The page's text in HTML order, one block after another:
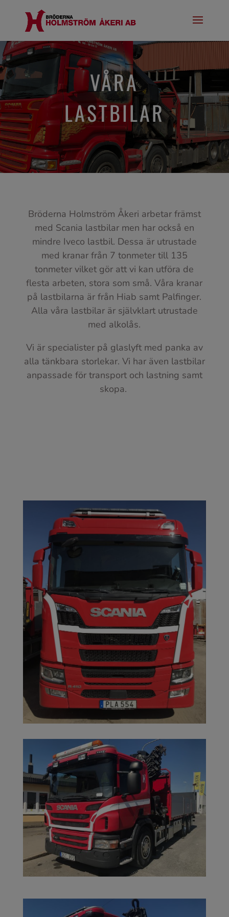
VÅRA
LASTBILAR
Bröderna Holmström Åkeri arbetar främst
med Scania lastbilar men har också en
mindre Iveco lastbil. Dessa är utrustade
med kranar från 7 tonmeter till 135
tonmeter vilket gör att vi kan utföra de
flesta arbeten, stora som små. Våra kranar
på lastbilarna är från Hiab samt Palfinger.
Alla våra lastbilar är självklart utrustade
med alkolås.
Vi är specialister på glaslyft med panka av
alla tänkbara storlekar. Vi har även lastbilar
anpassade för transport och lastning samt
skopa.